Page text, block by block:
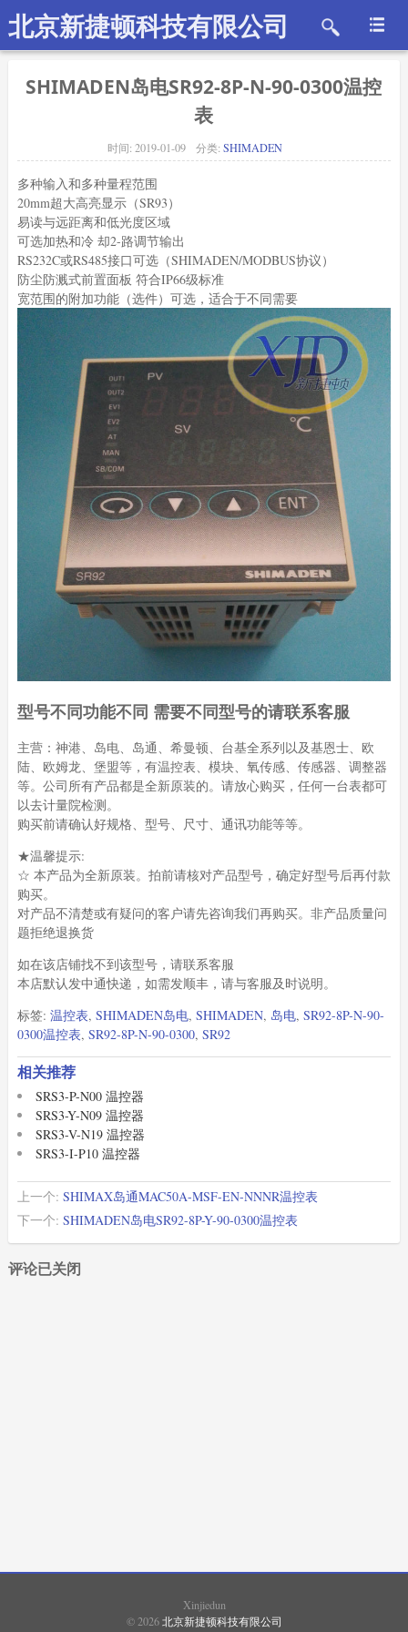
北京新捷顿科技有限公司
SHIMADEN岛电SR92-8P-N-90-0300温控
表
时间:2019-01-09 分类:SHIMADEN
多种输入和多种量程范围
20mm超大高亮显示（SR93）
易读与远距离和低光度区域
可选加热和冷 却2-路调节输出
RS232C或RS485接口可选（SHIMADEN/MODBUS协议）
防尘防溅式前置面板 符合IP66级标准
宽范围的附加功能（选件）可选，适合于不同需要
型号不同功能不同 需要不同型号的请联系客服
主营：神港、岛电、岛通、希曼顿、台基全系列以及基恩士、欧
陆、欧姆龙、堡盟等，有温控表、模块、氧传感、传感器、调整器
等。公司所有产品都是全新原装的。请放心购买，任何一台表都可
以去计量院检测。
购买前请确认好规格、型号、尺寸、通讯功能等等。
★温馨提示:
☆ 本产品为全新原装。拍前请核对产品型号，确定好型号后再付款
购买。
对产品不清楚或有疑问的客户请先咨询我们再购买。非产品质量问
题拒绝退换货
如在该店铺找不到该型号，请联系客服
本店默认发中通快递，如需发顺丰，请与客服及时说明。
标签: 温控表, SHIMADEN岛电, SHIMADEN, 岛电, SR92-8P-N-90-
0300温控表, SR92-8P-N-90-0300, SR92
相关推荐
SRS3-P-N00 温控器
SRS3-Y-N09 温控器
SRS3-V-N19 温控器
SRS3-I-P10 温控器
上一个: SHIMAX岛通MAC50A-MSF-EN-NNNR温控表
下一个: SHIMADEN岛电SR92-8P-Y-90-0300温控表
评论已关闭
FUJI(1694)
Xinjiedun
© 2026北京新捷顿科技有限公司